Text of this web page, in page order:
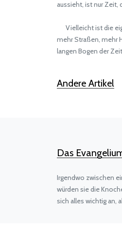
aussieht, ist nur Zeit,
Vielleicht ist die
mehr Straßen, mehr
langen Bogen der
Andere Artikel
Das
Irgendwo zwischen
würden sie die
sich alles wichtig an,